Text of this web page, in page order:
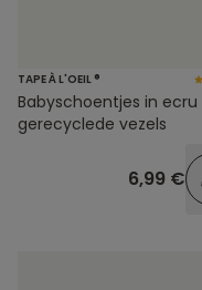
TAPE À L'OEIL ®
Babyschoentjes in ecru
gerecyclede vezels
6,99 €